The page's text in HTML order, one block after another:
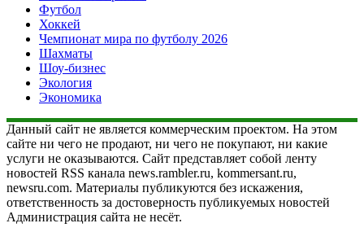
Футбол
Хоккей
Чемпионат мира по футболу 2026
Шахматы
Шоу-бизнес
Экология
Экономика
Данный сайт не является коммерческим проектом. На этом
сайте ни чего не продают, ни чего не покупают, ни какие
услуги не оказываются. Сайт представляет собой ленту
новостей RSS канала news.rambler.ru, kommersant.ru,
newsru.com. Материалы публикуются без искажения,
ответственность за достоверность публикуемых новостей
Администрация сайта не несёт.